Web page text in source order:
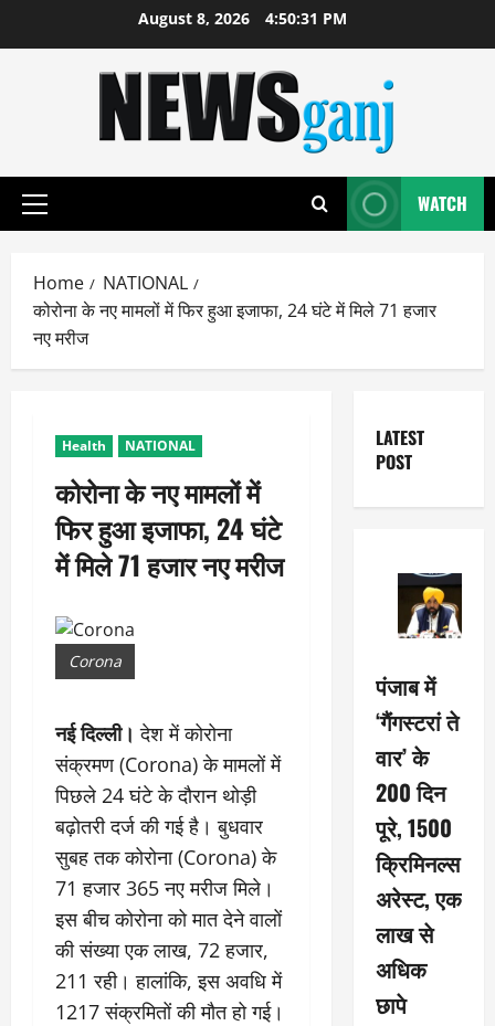
August 8, 2026 4:50:32 PM
Primary
WATCH
Home
NATIONAL
कोरोना के नए मामलों में फिर हुआ इजाफा, 24 घंटे में मिले 71 हजार
नए मरीज
Health NATIONAL
कोरोना के नए मामलों में
फिर हुआ इजाफा, 24 घंटे
में मिले 71 हजार नए मरीज
Corona
नई दिल्ली। देश में कोरोना
संक्रमण (Corona) के मामलों में
पिछले 24 घंटे के दौरान थोड़ी
बढ़ोतरी दर्ज की गई है। बुधवार
सुबह तक कोरोना (Corona) के
71 हजार 365 नए मरीज मिले।
इस बीच कोरोना को मात देने वालों
की संख्या एक लाख, 72 हजार,
211 रही। हालांकि, इस अवधि में
1217 संक्रमितों की मौत हो गई।
LATEST
POST
पंजाब में
‘गैंगस्टरां ते
वार’ के
200 दिन
पूरे, 1500
क्रिमिनल्स
अरेस्ट, एक
लाख से
अधिक
छापे